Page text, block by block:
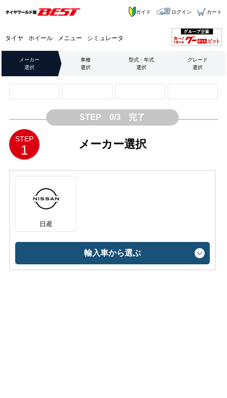
タイヤ ホイール メニュー シミュレータ
ガイド ログイン カート
メーカー
選択
車種
選択
型式・年式
選択
グレード
選択
STEP 0/3 完了
STEP
1 メーカー選択
日産
輸入車から選ぶ